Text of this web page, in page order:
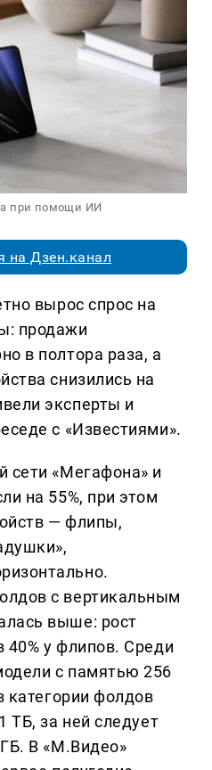
при помощи ИИ
на Дзен.канал
вырос спрос на
продажи
в полтора раза, а
снизились на
эксперты и
с «Известиями».
сети «Мегафона» и
на 55%, при этом
— флипы,
с вертикальным
выше: рост
40% у флипов. Среди
с памятью 256
категории фолдов
ТБ, за ней следует
В «М.Видео»